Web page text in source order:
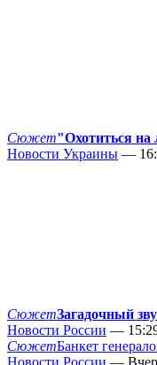
Сюжет"Охотиться на
Новости Украины —
СюжетЗагадочный
Новости России —
СюжетБанкет